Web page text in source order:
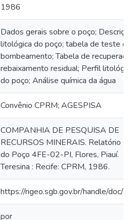
1986
Dados gerais sobre o poço;
litológica do poço; tabela de teste de
bombeamento; Tabela de
rebaixamento residual; Perfil
do poço; Análise química da água
Convênio CPRM; AGESPISA
COMPANHIA DE PESQUISA DE
RECURSOS MINERAIS. Relatório
do Poço 4FE-02-PI, Flores, Piauí.
Teresina : Recife: CPRM, 1986.
https://rigeo.sgb.gov.br/handle/doc/
por